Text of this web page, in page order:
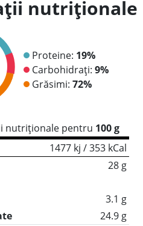
nutriționale
Proteine: 19%
Carbohidrați: 9%
Grăsimi: 72%
nutriționale pentru 100 g
1477 kj / 353 kCal
28 g
3.1 g
24.9 g